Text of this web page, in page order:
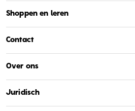
Shoppen en leren
Contact
Over ons
Juridisch